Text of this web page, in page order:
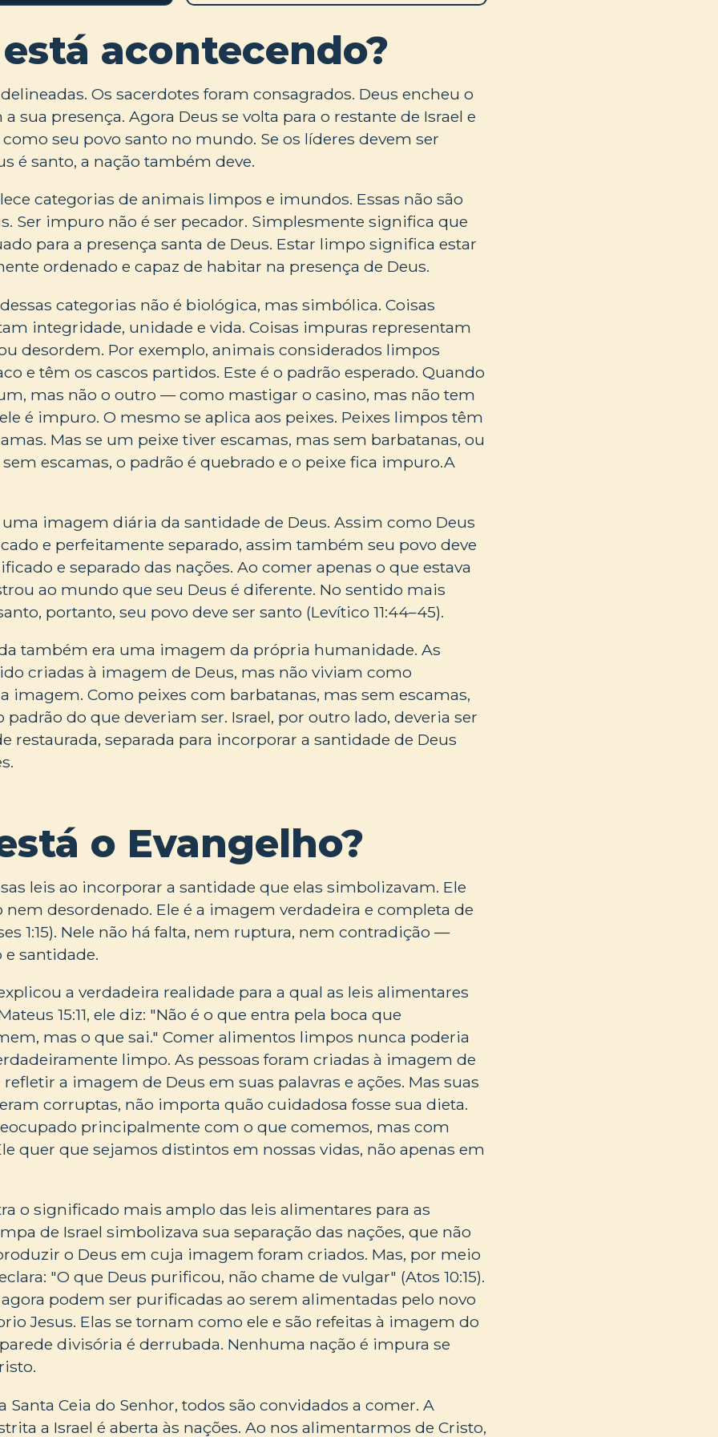
acontecendo?
Os sacerdotes foram consagrados. Deus encheu o
sua presença. Agora Deus se volta para o restante de Israel e
seu povo santo no mundo. Se os líderes devem ser
é santo, a nação também deve.
categorias de animais limpos e imundos. Essas não são
Ser impuro não é ser pecador. Simplesmente significa que
para a presença santa de Deus. Estar limpo significa estar
ordenado e capaz de habitar na presença de Deus.
categorias não é biológica, mas simbólica. Coisas
integridade, unidade e vida. Coisas impuras representam
desordem. Por exemplo, animais considerados limpos
e têm os cascos partidos. Este é o padrão esperado. Quando
mas não o outro — como mastigar o casino, mas não tem
é impuro. O mesmo se aplica aos peixes. Peixes limpos têm
Mas se um peixe tiver escamas, mas sem barbatanas, ou
escamas, o padrão é quebrado e o peixe fica impuro.A
uma imagem diária da santidade de Deus. Assim como Deus
e perfeitamente separado, assim também seu povo deve
e separado das nações. Ao comer apenas o que estava
ao mundo que seu Deus é diferente. No sentido mais
portanto, seu povo deve ser santo (Levítico 11:44–45).
também era uma imagem da própria humanidade. As
criadas à imagem de Deus, mas não viviam como
imagem. Como peixes com barbatanas, mas sem escamas,
padrão do que deveriam ser. Israel, por outro lado, deveria ser
restaurada, separada para incorporar a santidade de Deus
o Evangelho?
leis ao incorporar a santidade que elas simbolizavam. Ele
desordenado. Ele é a imagem verdadeira e completa de
1:15). Nele não há falta, nem ruptura, nem contradição —
e santidade.
a verdadeira realidade para a qual as leis alimentares
15:11, ele diz: "Não é o que entra pela boca que
mas o que sai." Comer alimentos limpos nunca poderia
limpo. As pessoas foram criadas à imagem de
a imagem de Deus em suas palavras e ações. Mas suas
corruptas, não importa quão cuidadosa fosse sua dieta.
principalmente com o que comemos, mas com
quer que sejamos distintos em nossas vidas, não apenas em
o significado mais amplo das leis alimentares para as
de Israel simbolizava sua separação das nações, que não
o Deus em cuja imagem foram criados. Mas, por meio
"O que Deus purificou, não chame de vulgar" (Atos 10:15).
agora podem ser purificadas ao serem alimentadas pelo novo
Jesus. Elas se tornam como ele e são refeitas à imagem do
divisória é derrubada. Nenhuma nação é impura se
Santa Ceia do Senhor, todos são convidados a comer. A
a Israel é aberta às nações. Ao nos alimentarmos de Cristo,